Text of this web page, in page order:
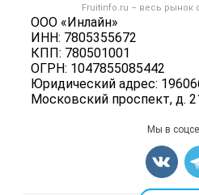
Fruitinfo.ru – весь рынок
ООО «Инлайн»
ИНН: 7805355672
КПП: 780501001
ОГРН: 1047855085442
Юридический адрес:
Московский проспект, д.
Политика обработкиФрукты
Грибы
Карта
Мы в